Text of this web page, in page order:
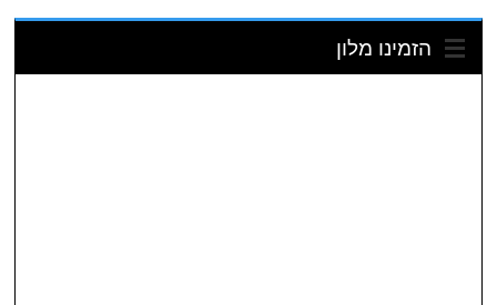
הזמינו מלון